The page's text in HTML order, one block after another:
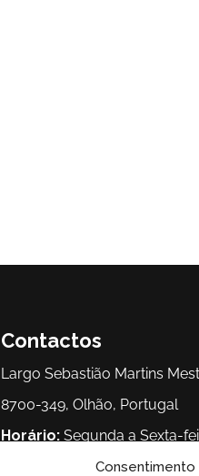
Contactos
Largo Sebastião Martins
8700-349, Olhão, Portugal
Horário:Segunda a Sexta-